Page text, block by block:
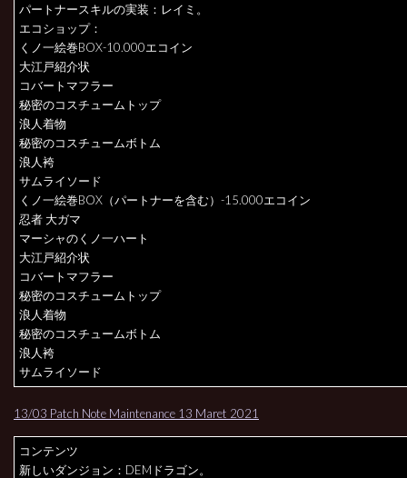
パートナースキルの実装：レイミ。
エコショップ：
くノ一絵巻BOX-10.000エコイン
大江戸紹介状
コバートマフラー
秘密のコスチュームトップ
浪人着物
秘密のコスチュームボトム
浪人袴
サムライソード
くノ一絵巻BOX（パートナーを含む）-15.000エコイン
忍者 大ガマ
マーシャのくノ一ハート
大江戸紹介状
コバートマフラー
秘密のコスチュームトップ
浪人着物
秘密のコスチュームボトム
浪人袴
サムライソード
13/03 Patch Note Maintenance 13 Maret 2021
コンテンツ
新しいダンジョン：DEMドラゴン。